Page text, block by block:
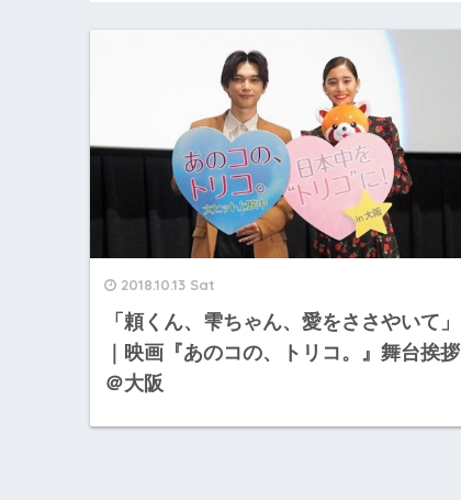
2018.10.13 Sat
「頼くん、雫ちゃん、愛をささやいて」
｜映画『あのコの、トリコ。』舞台挨拶
＠大阪